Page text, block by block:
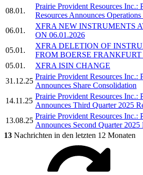
08.01.
Prairie Provident Resources Inc.:
Resources Announces Operations
06.01.
XFRA NEW INSTRUMENTS
ON 06.01.2026
05.01.
XFRA DELETION OF
FROM BOERSE FRANKFURT
05.01.
XFRA ISIN CHANGE
31.12.25
Prairie Provident Resources Inc.:
Announces Share Consolidation
14.11.25
Prairie Provident Resources Inc.:
Announces Third Quarter 2025
13.08.25
Prairie Provident Resources Inc.:
Announces Second Quarter 2025
13 Nachrichten in den letzten 12 Monaten